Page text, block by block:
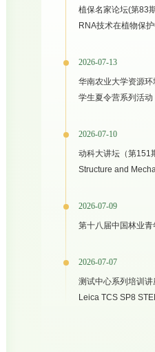
植保名家论坛(第83
RNA技术在植物保
2026-07-13
华南农业大学资源
学生夏令营系列活动
2026-07-10
动科大讲坛（第151
Structure and
Green Manufacturing
2026-07-09
第十八届中国林业
2026-07-07
测试中心系列培训讲
Leica TCS SP8